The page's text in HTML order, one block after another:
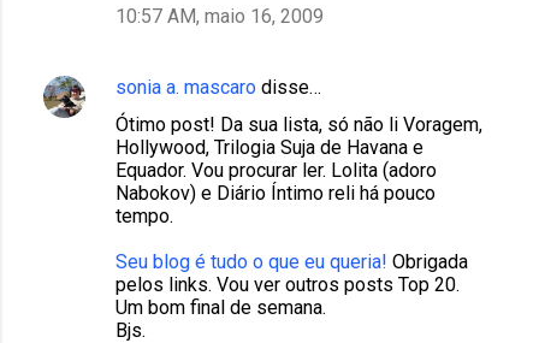
10:57 AM, maio 16, 2009
sonia a. mascaro disse…
Ótimo post! Da sua lista, só não li Voragem,
Hollywood, Trilogia Suja de Havana e
Equador. Vou procurar ler. Lolita (adoro
Nabokov) e Diário Íntimo reli há pouco
tempo.
Seu blog é tudo o que eu queria! Obrigada
pelos links. Vou ver outros posts Top 20.
Um bom final de semana.
Bjs.